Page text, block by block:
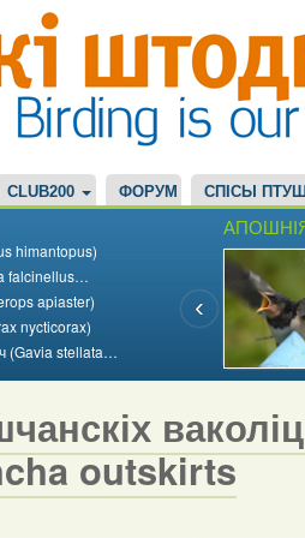
CLUB200 ФОРУМ СПІСЫ
himantopus)
falcinellus…
apiaster)
nycticorax)
(Gavia stellata…
outskirts